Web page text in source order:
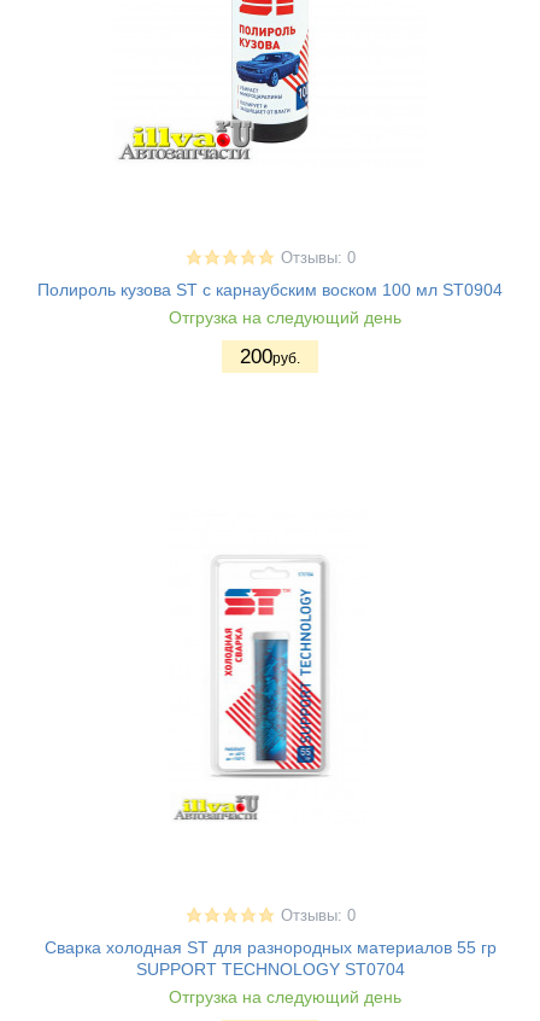
Отзывы: 0
Полироль кузова ST с карнаубским воском 100 мл ST0904
Отгрузка на следующий день
200руб.
Отзывы: 0
Сварка холодная ST для разнородных материалов 55 гр
SUPPORT TECHNOLOGY ST0704
Отгрузка на следующий день